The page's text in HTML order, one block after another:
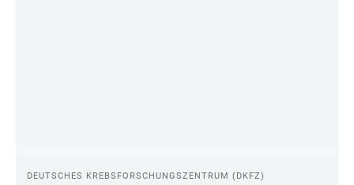
DEUTSCHES KREBSFORSCHUNGSZENTRUM (DKFZ)